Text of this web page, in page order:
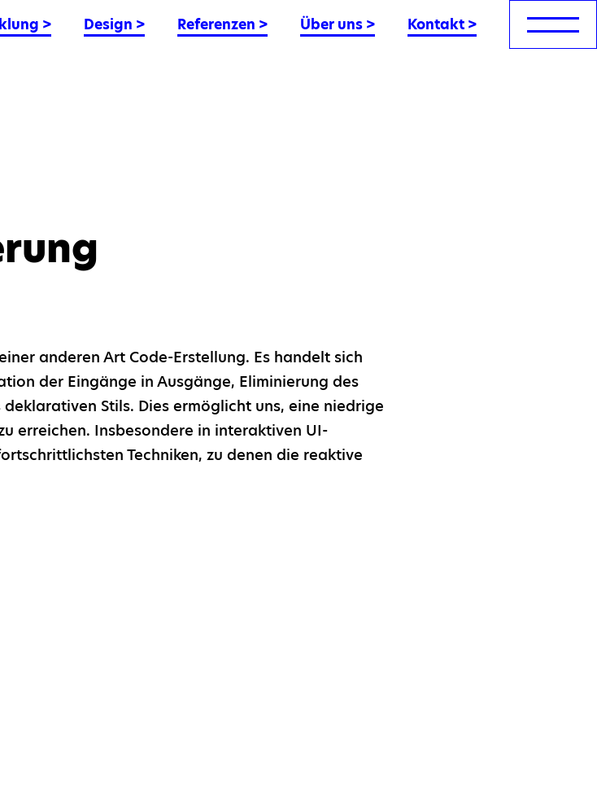
> Design > Referenzen > Über uns > Kontakt >
anderen Art Code-Erstellung. Es handelt sich
der Eingänge in Ausgänge, Eliminierung des
Stils. Dies ermöglicht uns, eine niedrige
erreichen. Insbesondere in interaktiven UI-
Techniken, zu denen die reaktive